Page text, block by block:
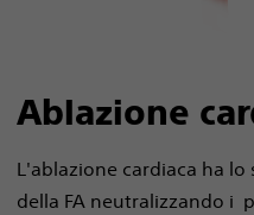
Ablazione
L'ablazione cardiaca ha
della FA neutralizzando i